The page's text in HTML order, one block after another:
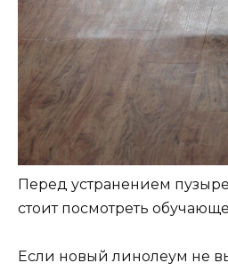
Перед устранением
стоит посмотреть
Если новый линолеум не